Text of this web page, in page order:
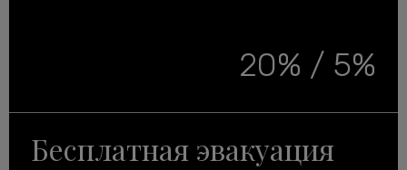
20% / 5%
Бесплатная эвакуация